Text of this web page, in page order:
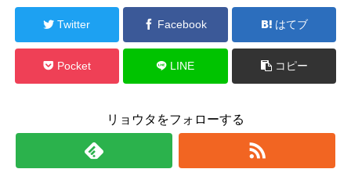
Twitter Facebook はてブ
Pocket LINE コピー
リョウタをフォローする